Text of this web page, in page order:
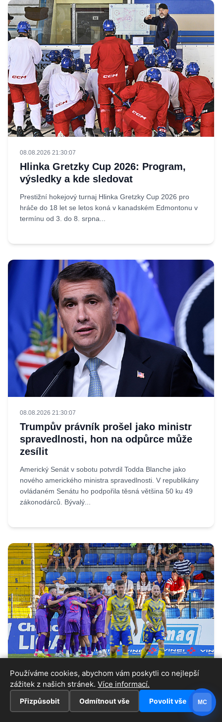
08.08.2026 21:30:07
Hlinka Gretzky Cup 2026: Program,
výsledky a kde sledovat
Prestižní hokejový turnaj Hlinka Gretzky Cup 2026 pro
hráče do 18 let se letos koná v kanadském Edmontonu v
termínu od 3. do 8. srpna...
08.08.2026 21:30:07
Trumpův právník prošel jako ministr
spravedlnosti, hon na odpůrce může
zesílit
Americký Senát v sobotu potvrdil Todda Blanche jako
nového amerického ministra spravedlnosti. V republikány
ovládaném Senátu ho podpořila těsná většina 50 ku 49
zákonodárců. Bývalý...
08.08.2026 21:30:07
Zlín - Bohemians 0:2, domácí stále
Používáme cookies, abychom vám poskytli co nejlepší
zážitek z našich stránek. Více informací.
Přizpůsobit Odmítnout vše Povolit vše MC